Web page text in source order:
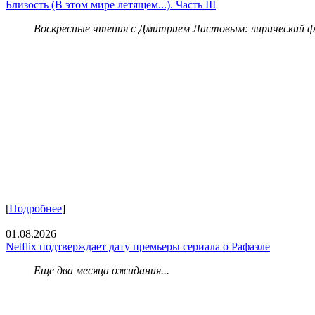
Близость (В этом мире летящем...). Часть III
Воскресные чтения с Дмитрием Ластовым: лирический
[Подробнее]
01.08.2026
Netflix подтверждает дату премьеры сериала о Рафаэле
Еще два месяца ожидания...